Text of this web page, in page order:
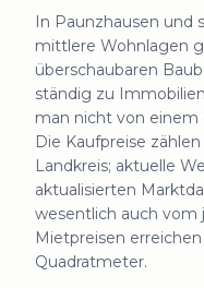
In Paunzhausen und
mittlere Wohnlagen
überschaubaren
ständig zu
man nicht von einem
Die Kaufpreise
Landkreis; aktuelle
aktualisierten
wesentlich auch vom
Mietpreisen
Quadratmeter.